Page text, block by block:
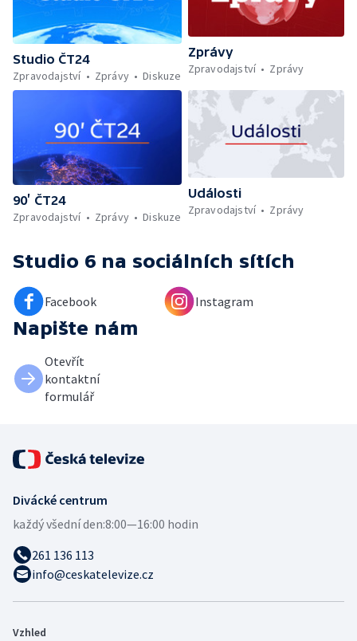
Studio ČT24
Zpravodajství
Zprávy Diskuze
Zprávy
Zpravodajství
Zprávy
90’ ČT24
Zpravodajství
Zprávy Diskuze
Události
Zpravodajství
Zprávy
Studio 6 na sociálních sítích
Facebook Instagram
Napište nám
Otevřít
kontaktní
formulář
Divácké centrum
každý všední den:8:00—16:00 hodin
261 136 113
info@ceskatelevize.cz
Vzhled